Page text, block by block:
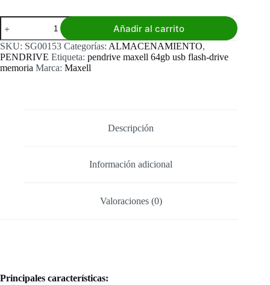
Pendrive
Maxell
64
GB
cantidad
Añadir al carrito
SKU: SG00153 Categorías: ALMACENAMIENTO,
PENDRIVE Etiqueta: pendrive maxell 64gb usb flash-drive
memoria Marca: Maxell
Descripción
Información adicional
Valoraciones (0)
Principales características: